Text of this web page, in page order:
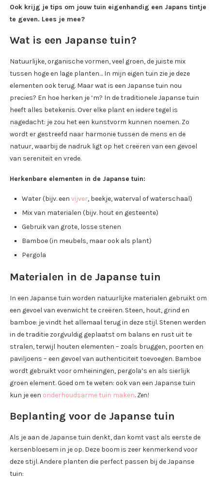
Ook krijg je tips om jouw tuin eigenhandig een Japans tintje
te geven. Lees je mee?
Wat is een Japanse tuin?
Natuurlijke, organische vormen, veel groen, de juiste mix
tussen hoge en lage planten… In mijn eigen tuin zie je deze
elementen ook terug. Maar wat is een Japanse tuin nou
precies? En hoe herken je ‘m? In de traditionele Japanse tuin
heeft alles betekenis. Over elke plant en iedere tegel is
nagedacht: je zou het een kunstvorm kunnen noemen. Zo
wordt er gestreefd naar harmonie tussen de mens en de
natuur, waarbij de nadruk ligt op het creëren van een gevoel
van sereniteit en vrede.
Herkenbare elementen in de Japanse tuin:
Water (bijv. een vijver, beekje, waterval of waterschaal)
Mix van materialen (bijv. hout en gesteente)
Gebruik van grote, losse stenen
Bamboe (in meubels, maar ook als plant)
Pergola
Materialen in de Japanse tuin
In een Japanse tuin worden natuurlijke materialen gebruikt om
een gevoel van evenwicht te creëren. Steen, hout, grind en
bamboe: je vindt het allemaal terug in deze stijl. Stenen werden
in de traditie zorgvuldig geplaatst om balans en rust uit te
stralen, terwijl houten elementen – zoals bruggen, poorten en
paviljoens – een gevoel van authenticiteit toevoegen. Bamboe
wordt gebruikt voor omheiningen, pergola’s en als sierlijk
groen element. Goed om te weten: ook van een Japanse tuin
kun je een onderhoudsarme tuin maken. Zen!
Beplanting voor de Japanse tuin
Als je aan de Japanse tuin denkt, dan komt vast als eerste de
kersenbloesem in je op. Deze boom is zeer kenmerkend voor
deze stijl. Andere planten die perfect passen bij de Japanse
tuin: